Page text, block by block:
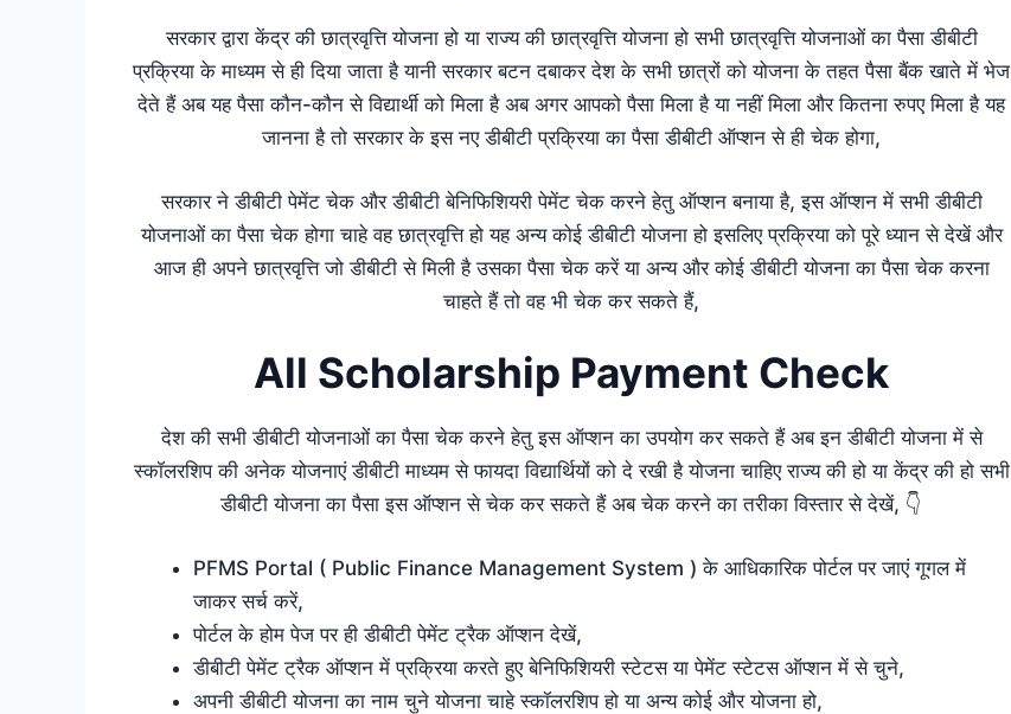
सरकार द्वारा केंद्र की छात्रवृत्ति योजना हो या राज्य की छात्रवृत्ति योजना हो सभी छात्रवृत्ति योजनाओं का पैसा डीबीटी
प्रक्रिया के माध्यम से ही दिया जाता है यानी सरकार बटन दबाकर देश के सभी छात्रों को योजना के तहत पैसा बैंक खाते में भेज
देते हैं अब यह पैसा कौन-कौन से विद्यार्थी को मिला है अब अगर आपको पैसा मिला है या नहीं मिला और कितना रुपए मिला है यह
जानना है तो सरकार के इस नए डीबीटी प्रक्रिया का पैसा डीबीटी ऑप्शन से ही चेक होगा,
सरकार ने डीबीटी पेमेंट चेक और डीबीटी बेनिफिशियरी पेमेंट चेक करने हेतु ऑप्शन बनाया है, इस ऑप्शन में सभी डीबीटी
योजनाओं का पैसा चेक होगा चाहे वह छात्रवृत्ति हो यह अन्य कोई डीबीटी योजना हो इसलिए प्रक्रिया को पूरे ध्यान से देखें और
आज ही अपने छात्रवृत्ति जो डीबीटी से मिली है उसका पैसा चेक करें या अन्य और कोई डीबीटी योजना का पैसा चेक करना
चाहते हैं तो वह भी चेक कर सकते हैं,
All Scholarship Payment Check
देश की सभी डीबीटी योजनाओं का पैसा चेक करने हेतु इस ऑप्शन का उपयोग कर सकते हैं अब इन डीबीटी योजना में से
स्कॉलरशिप की अनेक योजनाएं डीबीटी माध्यम से फायदा विद्यार्थियों को दे रखी है योजना चाहिए राज्य की हो या केंद्र की हो सभी
डीबीटी योजना का पैसा इस ऑप्शन से चेक कर सकते हैं अब चेक करने का तरीका विस्तार से देखें, 👇
PFMS Portal ( Public Finance Management System ) के आधिकारिक पोर्टल पर जाएं गूगल में
जाकर सर्च करें,
पोर्टल के होम पेज पर ही डीबीटी पेमेंट ट्रैक ऑप्शन देखें,
डीबीटी पेमेंट ट्रैक ऑप्शन में प्रक्रिया करते हुए बेनिफिशियरी स्टेटस या पेमेंट स्टेटस ऑप्शन में से चुने,
अपनी डीबीटी योजना का नाम चुने योजना चाहे स्कॉलरशिप हो या अन्य कोई और योजना हो,